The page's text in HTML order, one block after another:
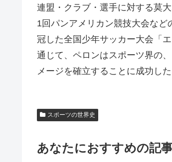
連盟・クラブ・選手に対する莫
1回パンアメリカン競技大会な
冠した全国少年サッカー大会「
通じて、ペロンはスポーツ界の
メージを確立することに成功した
スポーツの世界史
あなたにおすすめの記